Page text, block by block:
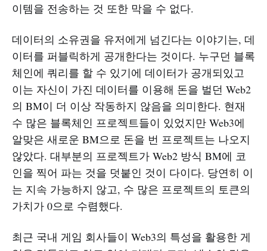
이템을 전송하는 것 또한 막을 수 없다.
데이터의 소유권을 유저에게 넘긴다는 이야기는, 데
이터를 퍼블릭하게 공개한다는 것이다. 누구던 블록
체인에 쿼리를 할 수 있기에 데이터가 공개되있고
이는 자신이 가진 데이터를 이용해 돈을 벌던 Web2
의 BM이 더 이상 작동하지 않음을 의미한다. 현재
수 많은 블록체인 프로젝트들이 있었지만 Web3에
알맞은 새로운 BM으로 돈을 번 프로젝트는 나오지
않았다. 대부분의 프로젝트가 Web2 방식 BM에 코
인을 찍어 파는 것을 덧붙인 것이 다이다. 당연히 이
는 지속 가능하지 않고, 수 많은 프로젝트의 토큰의
가치가 0으로 수렴했다.
최근 국내 게임 회사들이 Web3의 특성을 활용한 게